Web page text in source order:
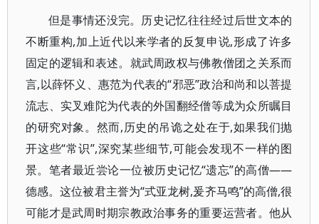
但是事情还没完。历史记忆往往经过后世文本的
不断重构,加上近代以来学者的反复申说,形成了许多
固定的逻辑和表述。就武周政权与佛教僧团之关系而
言,以薛怀义、惠范为代表的“邪恶”政治和尚和以菩提
流志、实叉难陀为代表的外国翻经僧等成为众所瞩目
的研究对象。然而,历史的吊诡之处在于,如果我们抛
开这些“常识”,深究某些细节,可能会发现不一样的图
景。笔者最近尝论一位被历史记忆“遗忘”的高僧——
德感。这位被君主誉为“式亚龙树,爰齐马鸣”的高僧,很
可能才是武周时期宗教政治事务的重要运营者。他从